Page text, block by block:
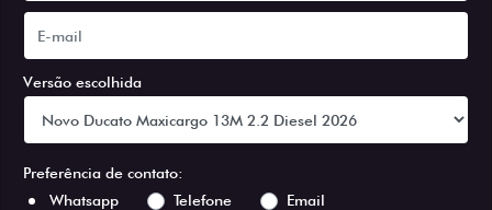
Versão escolhida
Preferência de contato:
Whatsapp
Telefone Email